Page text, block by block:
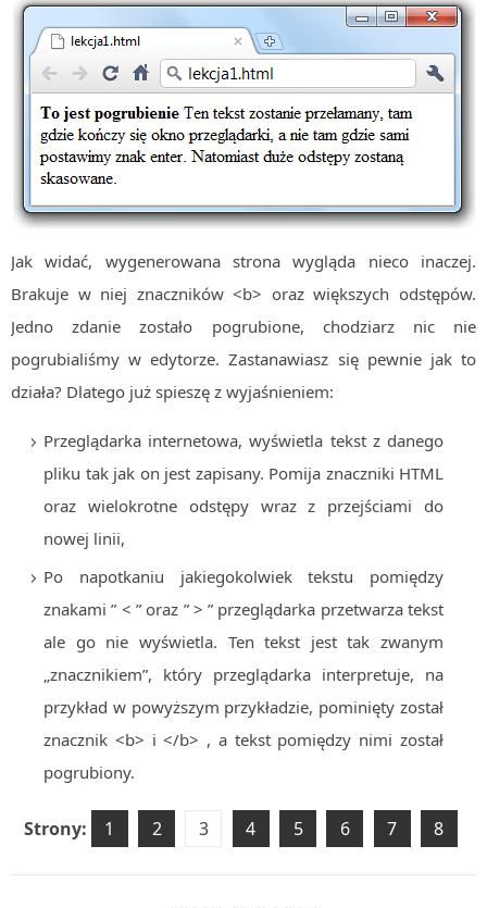
BAZY
SQL
MySQL
TESTOWANIE
EXCEL
BIZNES
PO GODZINACH
KONTAKT
Jak widać, wygenerowana strona wygląda nieco inaczej.
Brakuje w niej znaczników <b> oraz większych odstępów.
Jedno zdanie zostało pogrubione, chodziarz nic nie
pogrubialiśmy w edytorze. Zastanawiasz się pewnie jak to
działa? Dlatego już spieszę z wyjaśnieniem:
Przeglądarka internetowa, wyświetla tekst z danego
pliku tak jak on jest zapisany. Pomija znaczniki HTML
oraz wielokrotne odstępy wraz z przejściami do
nowej linii,
Po napotkaniu jakiegokolwiek tekstu pomiędzy
znakami ” < ” oraz ” > ” przeglądarka przetwarza tekst
ale go nie wyświetla. Ten tekst jest tak zwanym
„znacznikiem”, który przeglądarka interpretuje, na
przykład w powyższym przykładzie, pominięty został
znacznik <b> i </b> , a tekst pomiędzy nimi został
pogrubiony.
Strony: 1 2 3 4 5 6 7 8